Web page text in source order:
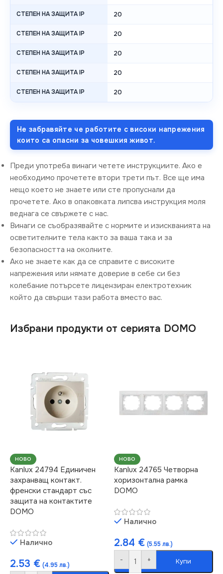
СТЕПЕН НА ЗАЩИТА IP 20
СТЕПЕН НА ЗАЩИТА IP 20
СТЕПЕН НА ЗАЩИТА IP 20
СТЕПЕН НА ЗАЩИТА IP 20
СТЕПЕН НА ЗАЩИТА IP 20
Не забравяйте че работите с високи напрежения
които са опасни за човешкия живот.
Преди употреба винаги четете инструкциите. Ако е
необходимо прочетете втори трети път. Все ще има
нещо което не знаете или сте пропуснали да
прочетете. Ако в опаковката липсва инструкция моля
веднага се свържете с нас.
Винаги се съобразявайте с нормите и изискванията на
осветителните тела както за ваша така и за
безопасността на околните.
Ако не знаете как да се справите с високите
напрежения или нямате доверие в себе си без
колебание потърсете лицензиран електротехник
който да свърши тази работа вместо вас.
Избрани продукти от серията DOMO
НОВО
Kanlux 24794 Единичен
захранващ контакт.
френски стандарт със
защита на контактите
DOMO
Налично
2.53 € (4.95 лв.)
НОВО
Kanlux 24765 Четворна
хоризонтална рамка
DOMO
Налично
2.84 € (5.55 лв.)
- + Купи